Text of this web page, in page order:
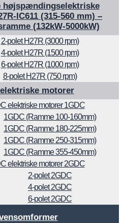
højspændingselektriske
IC611 (315-560 mm) –
(132kW-5000kW)
2-polet H27R (3000 rpm)
4-polet H27R (1500 rpm)
6-polet H27R (1000 rpm)
8-polet H27R (750 rpm)
motorer
elektriske motorer 1GDC
1GDC (Ramme 100-160mm)
1GDC (Ramme 180-225mm)
1GDC (Ramme 250-315mm)
1GDC (Ramme 355-450mm)
elektriske motorer 2GDC
2-polet 2GDC
4-polet 2GDC
6-polet 2GDC